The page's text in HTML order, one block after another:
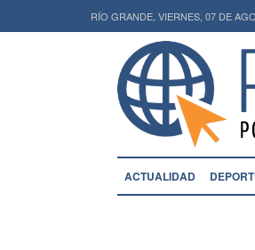
RÍO GRANDE, VIERNES, 07 DE
ACTUALIDAD